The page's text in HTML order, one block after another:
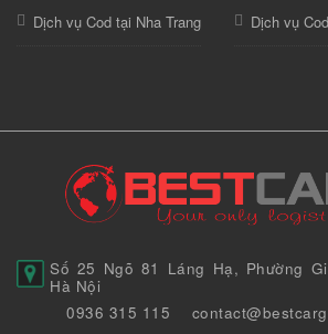
Dịch vụ Cod tại Nha Trang Dịch vụ
Số 25 Ngõ 81 Láng Hạ, Phường
Hà Nội
0936 315 115